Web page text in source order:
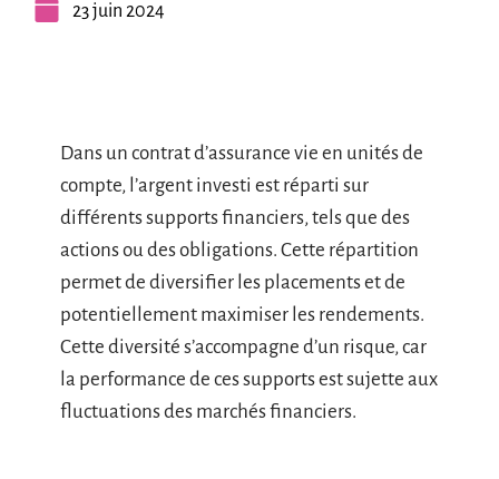
23 juin 2024
Dans un contrat d’assurance vie en unités de
compte, l’argent investi est réparti sur
différents supports financiers, tels que des
actions ou des obligations. Cette répartition
permet de diversifier les placements et de
potentiellement maximiser les rendements.
Cette diversité s’accompagne d’un risque, car
la performance de ces supports est sujette aux
fluctuations des marchés financiers.